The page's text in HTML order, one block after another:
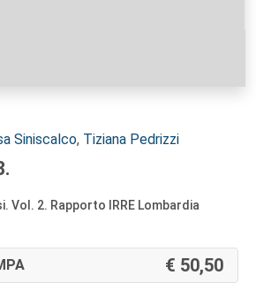
Siniscalco, Tiziana Pedrizzi
Vol. 2. Rapporto IRRE Lombardia
50,50